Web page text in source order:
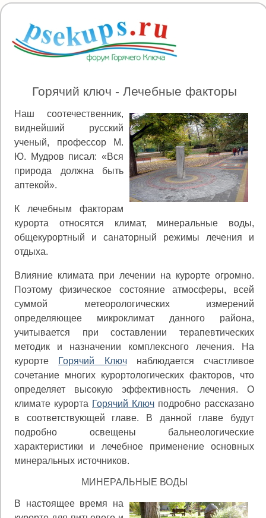
Горячий ключ - Лечебные факторы
Наш соотечественник,
виднейший русский
ученый, профессор М.
Ю. Мудров писал: «Вся
природа должна быть
аптекой».
К лечебным факторам
курорта относятся климат, минеральные воды,
общекурортный и санаторный режи­мы лечения и
отдыха.
Влияние климата при лечении на курорте огромно.
Поэтому физическое состояние атмосферы, всей
суммой метеорологических измерений
определяющее микрокли­мат данного района,
учитывается при составлении тера­певтических
методик и назначении комплексного лече­ния. На
курорте
Горячий Ключнаблюдается счастливое
сочетание многих курортологических факторов, что
оп­ределяет высокую эффективность лечения. О
климате курорта Горячий Ключ подробно рассказано
в соответ­ствующей главе. В данной главе будут
подробно осве­щены бальнеологические
характеристики и лечебное при­менение основных
минеральных источников.
МИНЕРАЛЬНЫЕ ВОДЫ
В настоящее время на